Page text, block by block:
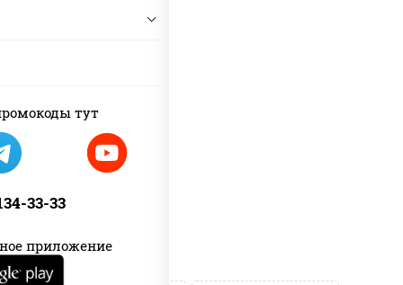
тут
33-33
приложение